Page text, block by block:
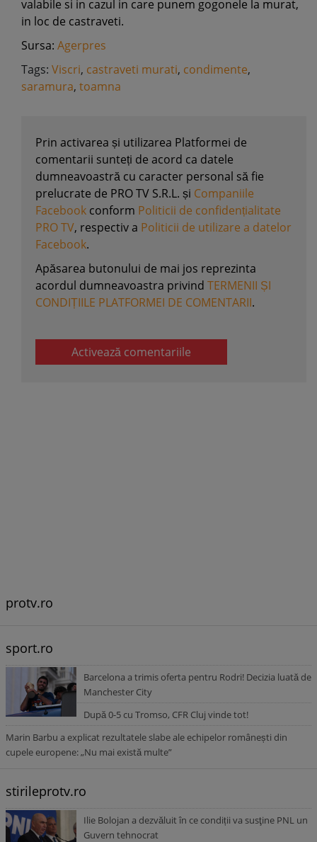
valabile si in cazul in care punem gogonele la murat,
in loc de castraveti.
Sursa: Agerpres
Tags: Viscri, castraveti murati, condimente,
saramura, toamna
Prin activarea și utilizarea Platformei de
comentarii sunteți de acord ca datele
dumneavoastră cu caracter personal să fie
prelucrate de PRO TV S.R.L. și Companiile
Facebook conform Politicii de confidențialitate
PRO TV, respectiv a Politicii de utilizare a datelor
Facebook.
Apăsarea butonului de mai jos reprezinta
acordul dumneavoastra privind TERMENII ȘI
CONDIȚIILE PLATFORMEI DE COMENTARII.
Activează comentariile
protv.ro
sport.ro
Barcelona a trimis oferta pentru Rodri! Decizia luată de
Manchester City
După 0-5 cu Tromso, CFR Cluj vinde tot!
Marin Barbu a explicat rezultatele slabe ale echipelor românești din
cupele europene: „Nu mai există multe”
stirileprotv.ro
Ilie Bolojan a dezvăluit în ce condiții va susţine PNL un
Guvern tehnocrat